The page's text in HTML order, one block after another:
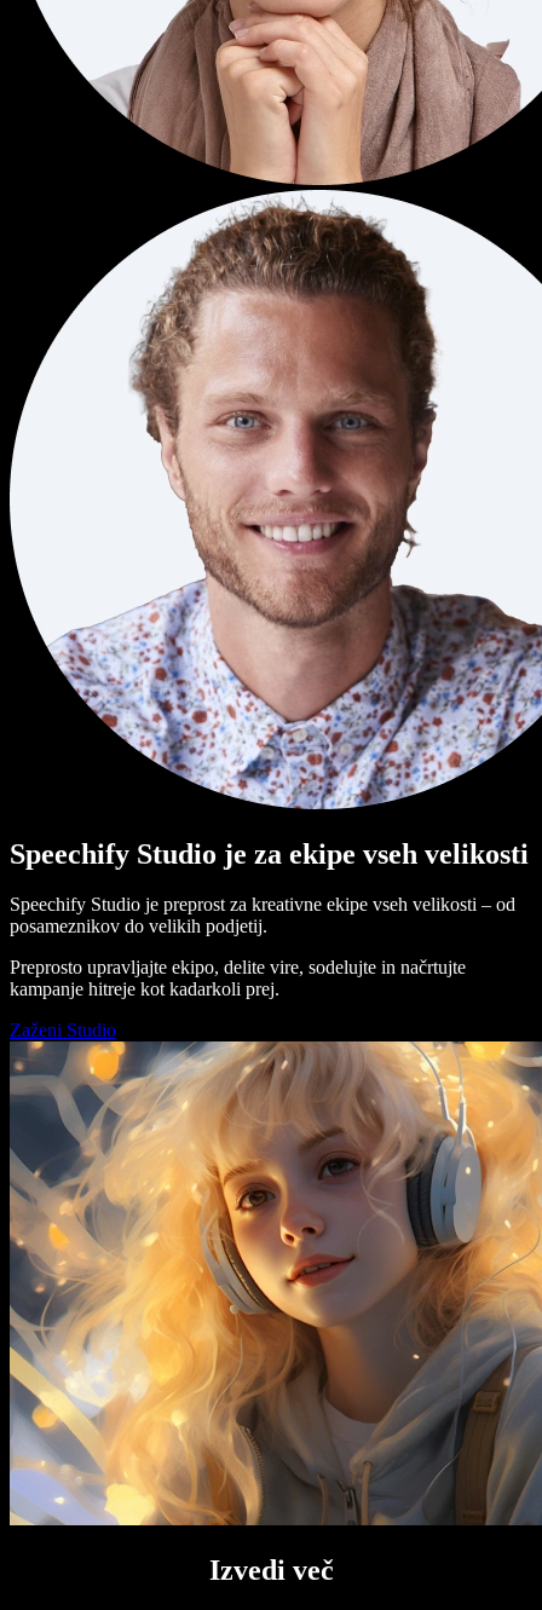
Speechify Studio je za ekipe vseh velikosti
Speechify Studio je preprost za kreativne ekipe vseh velikosti – od
posameznikov do velikih podjetij.
Preprosto upravljajte ekipo, delite vire, sodelujte in načrtujte
kampanje hitreje kot kadarkoli prej.
Zaženi Studio
Izvedi več